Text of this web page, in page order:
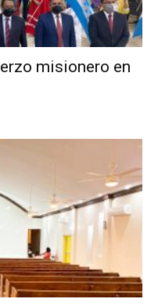
misionero en